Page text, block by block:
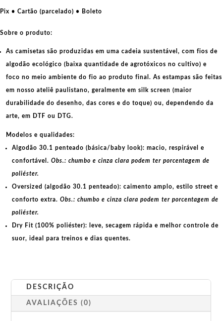
te
o
você
quantidade
Pix • Cartão (parcelado) • Boleto
Sobre o produto:
As camisetas são produzidas em uma cadeia sustentável, com fios de
algodão ecológico (baixa quantidade de agrotóxicos no cultivo) e
foco no meio ambiente do fio ao produto final. As estampas são feitas
em nosso ateliê paulistano, geralmente em silk screen (maior
durabilidade do desenho, das cores e do toque) ou, dependendo da
arte, em DTF ou DTG.
Modelos e qualidades:
Algodão 30.1 penteado (básica/baby look): macio, respirável e
confortável. Obs.: chumbo e cinza clara podem ter porcentagem de
poliéster.
Oversized (algodão 30.1 penteado): caimento amplo, estilo street e
conforto extra. Obs.: chumbo e cinza clara podem ter porcentagem de
poliéster.
Dry Fit (100% poliéster): leve, secagem rápida e melhor controle de
suor, ideal para treinos e dias quentes.
DESCRIÇÃO
AVALIAÇÕES (0)